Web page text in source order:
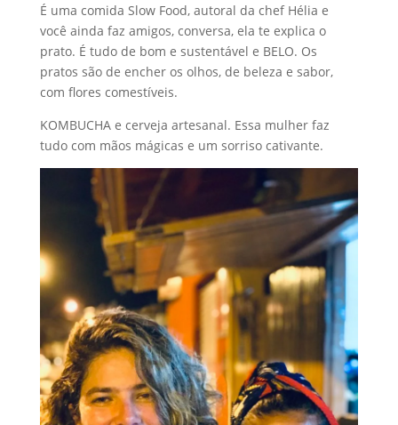
É uma comida Slow Food, autoral da chef Hélia e
você ainda faz amigos, conversa, ela te explica o
prato. É tudo de bom e sustentável e BELO. Os
pratos são de encher os olhos, de beleza e sabor,
com flores comestíveis.
KOMBUCHA e cerveja artesanal. Essa mulher faz
tudo com mãos mágicas e um sorriso cativante.